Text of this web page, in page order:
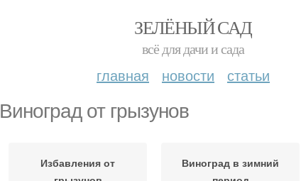
ЗЕЛЁНЫЙ САД
всё для дачи и сада
главная новости статьи
Виноград от грызунов
Избавления от
Виноград в зимний